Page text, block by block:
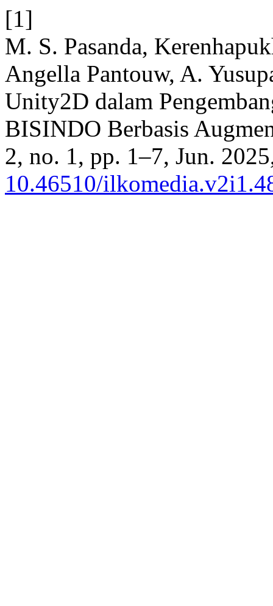
[1]
M. S. Pasanda,
Angella Pantouw, A.
Unity2D dalam
BISINDO Berbasis
2, no. 1, pp. 1–7, Jun.
10.46510/